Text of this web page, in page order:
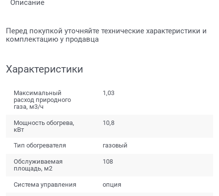
Описание
Перед покупкой уточняйте технические характеристики и
комплектацию у продавца
Характеристики
Максимальный
расход природного
газа, м3/ч
1,03
Мощность обогрева,
кВт
10,8
Тип обогревателя газовый
Обслуживаемая
площадь, м2
108
Система управления опция